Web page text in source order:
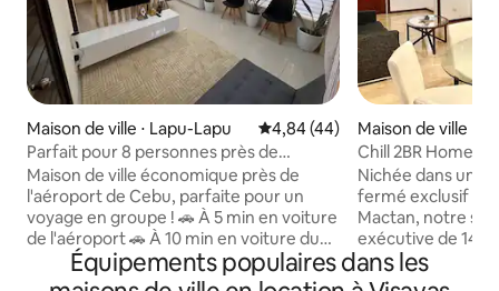
Maison de ville ⋅ Lapu-Lapu Évaluation moyenne sur la
4,84 (44)
Parfait pour 8 personnes près de
l'aéroport | KugiProperty
Maison de ville économique près de
l'aéroport de Cebu, parfaite pour un
voyage en groupe ! 🚗 À 5 min en voiture
de l'aéroport 🚗 À 10 min en voiture du
centre commercial Island Central 🚗 À
10 min en voiture du Yacht Club de Cebu
Maison de ville ⋅
Chill 2BR Home|
minAirport
Nichée dans un
fermé exclusif à
Mactan, notre
exécutive de 146
sécurisé, paisible
végétation
Équipements populaires dans les